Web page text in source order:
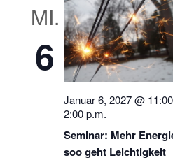
MI.
6
Seminar: Mehr
soo geht Leichtigkeit
Januar 6, 2027 @
2:00 p.m.